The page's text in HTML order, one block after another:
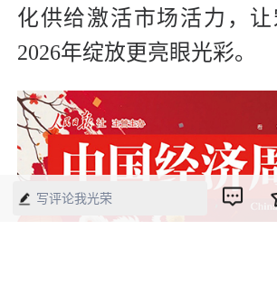
化供给激活市场活力，
2026年绽放更亮眼光彩。
写评论我光荣